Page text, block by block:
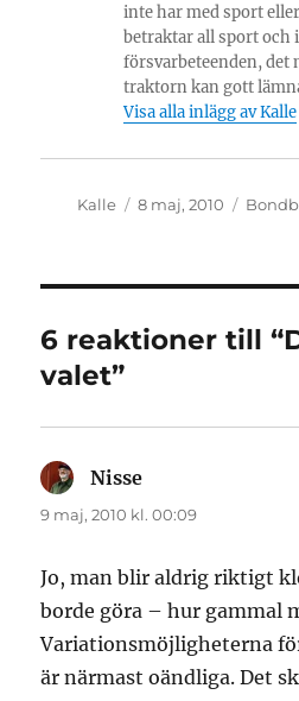
inte har med sport
betraktar all sport
försvarbeteenden, det
traktorn kan gott
Visa alla inlägg av Kalle
Författare
Kalle
Publicerat
8 maj, 2010
6 reaktioner till
valet”
Nisse
9 maj, 2010 kl. 00:09
Jo, man blir aldrig riktigt
borde göra – hur gammal
Variationsmöjligheterna
är närmast oändliga. Det